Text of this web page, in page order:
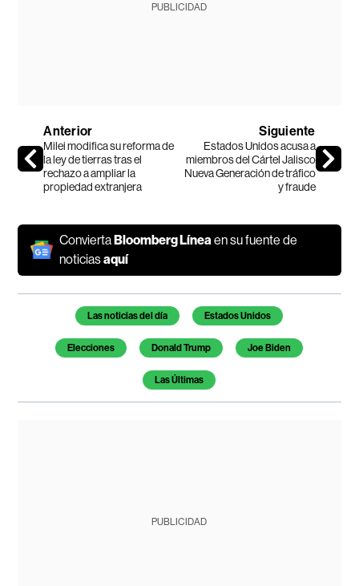
PUBLICIDAD
Anterior
Milei modifica su reforma de
la ley de tierras tras el
rechazo a ampliar la
propiedad extranjera
Siguiente
Estados Unidos acusa a
miembros del Cártel Jalisco
Nueva Generación de tráfico
y fraude
ConviertaBloomberg Líneaen su fuente de
noticiasaquí
Temas de este artículo
Las noticias del día Estados Unidos
Elecciones Donald Trump Joe Biden
Las Últimas
PUBLICIDAD